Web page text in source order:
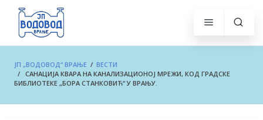
ЈП „ВОДОВОД“ ВРАЊЕ / ВЕСТИ
/ САНАЦИЈА КВАРА НА КАНАЛИЗАЦИОНОЈ МРЕЖИ, КОД ГРАДСКЕ
БИБЛИОТЕКЕ „БОРА СТАНКОВИЋ“ У ВРАЊУ.